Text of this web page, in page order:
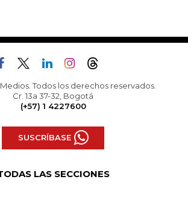
Todos los derechos reservados.
Cr. 13a 37-32, Bogotá
(+57) 1 4227600
SUSCRÍBASE
LAS SECCIONES